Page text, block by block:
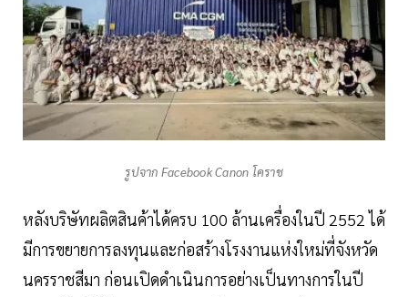
รูปจาก Facebook Canon โคราช
หลังบริษัทผลิตสินค้าได้ครบ 100 ล้านเครื่องในปี 2552 ได้
มีการขยายการลงทุนและก่อสร้างโรงงานแห่งใหม่ที่จังหวัด
นครราชสีมา ก่อนเปิดดำเนินการอย่างเป็นทางการในปี